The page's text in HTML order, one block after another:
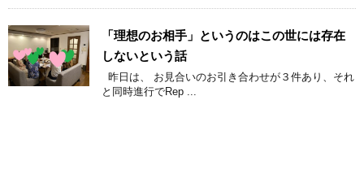
「理想のお相手」というのはこの世には存在
しないという話
昨日は、 お見合いのお引き合わせが３件あり、それ
と同時進行でRep ...